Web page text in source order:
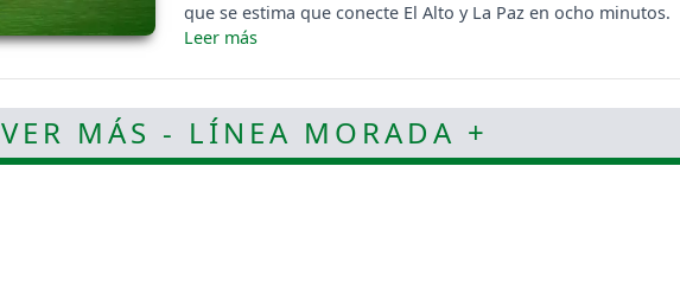
que se estima que conecte El Alto y La Paz en ocho minutos.
VER MÁS - LÍNEA MORADA +